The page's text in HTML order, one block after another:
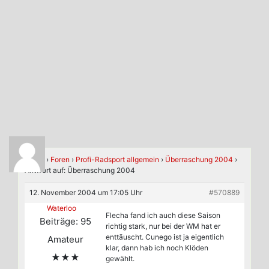
Home › Foren › Profi-Radsport allgemein › Überraschung 2004 ›
Antwort auf: Überraschung 2004
12. November 2004 um 17:05 Uhr
#570889
Waterloo
Beiträge: 95
Amateur
★★★
Flecha fand ich auch diese Saison
richtig stark, nur bei der WM hat er
enttäuscht. Cunego ist ja eigentlich
klar, dann hab ich noch Klöden
gewählt.